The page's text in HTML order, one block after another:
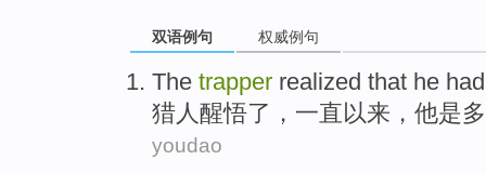
双语例句 权威例句
The trapper realized that he
猎人醒悟了， 一直以来， 他是
youdao